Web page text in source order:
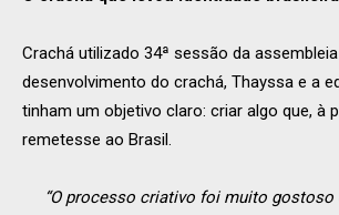
Crachá utilizado 34ª sessão da
desenvolvimento do crachá, Thayssa e a
tinham um objetivo claro: criar algo que, à
remetesse ao Brasil.
“O processo criativo foi muito gostoso